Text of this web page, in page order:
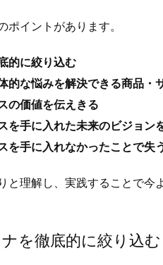
ポイントがあります。
的に絞り込む
的な悩みを解決できる商品・
の価値を伝えきる
を手に入れた未来のビジョン
を手に入れなかったことで失
と理解し、実践することで今
を徹底的に絞り込む